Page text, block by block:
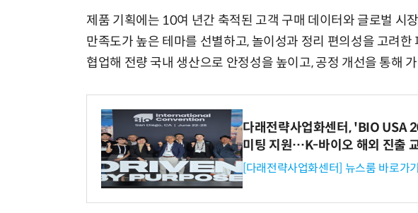
제품 기획에는 10여 년간 축적된 고객 구매 데이터와 글로벌 시
만족도가 높은 테마를 선별하고, 놀이성과 정리 편의성을 고려
협업해 전량 국내 생산으로 안정성을 높이고, 공정 개선을 통해
다래전략사업화센터, 'BIO USA
미팅 지원…K-바이오 해외 진출
[다래전략사업화센터] 뉴스룸 바로가